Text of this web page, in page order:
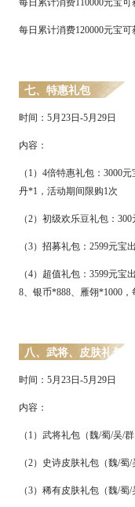
每日累计消费110000元宝
每日累计消费120000元宝
七、特惠礼包
时间： 5月 23日 -5月 29日
内容：
（ 1）4倍特惠礼包：3000元
丹*1，活动期间限购1次
（2）初级欢乐豆礼包：
（3）招募礼包：2599元宝
（4）超值礼包：3599元宝
8、银币*888、雁翎*1000，
八、武将、皮肤礼包
时间： 5月 23日 -5月 29日
内容：
（ 1）武将礼包（魏/蜀/吴/
（2）史诗皮肤礼包（魏/蜀/
（3）稀有皮肤礼包（魏/蜀/